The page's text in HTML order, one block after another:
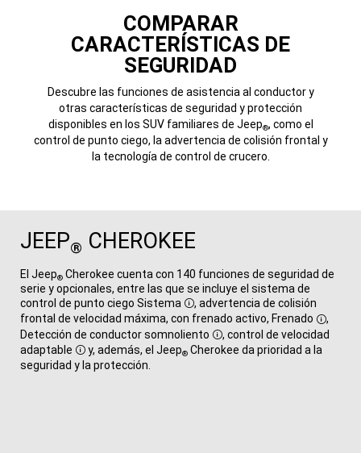
COMPARAR
CARACTERÍSTICAS DE
SEGURIDAD
Descubre las funciones de asistencia al conductor y
otras características de seguridad y protección
disponibles en los SUV familiares de Jeep®, como el
control de punto ciego, la advertencia de colisión frontal y
la tecnología de control de crucero.
JEEP® CHEROKEE
El Jeep® Cherokee cuenta con 140 funciones de seguridad de
serie y opcionales, entre las que se incluye el sistema de
control de punto ciego Sistema
Disclosure
, advertencia de colisión
frontal de velocidad máxima, con frenado activo, Frenado
,
Detección de conductorsomnoliento
Disclosure
, control de velocidad
adaptable
Disclosure
y, además, el Jeep® Cherokee da prioridad a la
seguridad y la protección.